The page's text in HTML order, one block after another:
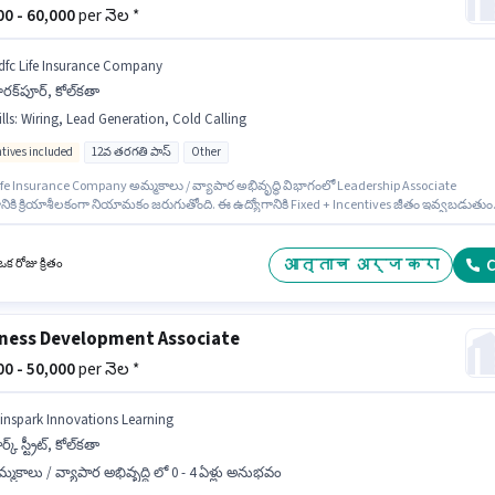
- 60,000per నెల *
Life Insurance Company
కోల్‌కతా
: Wiring, Lead Generation, Cold Calling
included 12వ తరగతి పాస్ Other
Insurance Company అమ్మకాలు / వ్యాపార అభివృద్ధి విభాగంలో Leadership Associate
క్రియాశీలకంగా నియామకం జరుగుతోంది. ఈ ఉద్యోగానికి Fixed + Incentives జీతం
ఉంటుంది. మీరు నెలకు ₹60000 వరకు సంపాదించవచ్చు. దరఖాస్తుదారులు కనీసం 12వ
రోజు క్రితం आत्ताच अर्ज करा
Development Associate
- 50,000per నెల *
Innovations Learning
స్ట్రీట్, కోల్‌కతా
/ వ్యాపార అభివృద్ధి లో 0 - 4 ఏళ్లు అనుభవం